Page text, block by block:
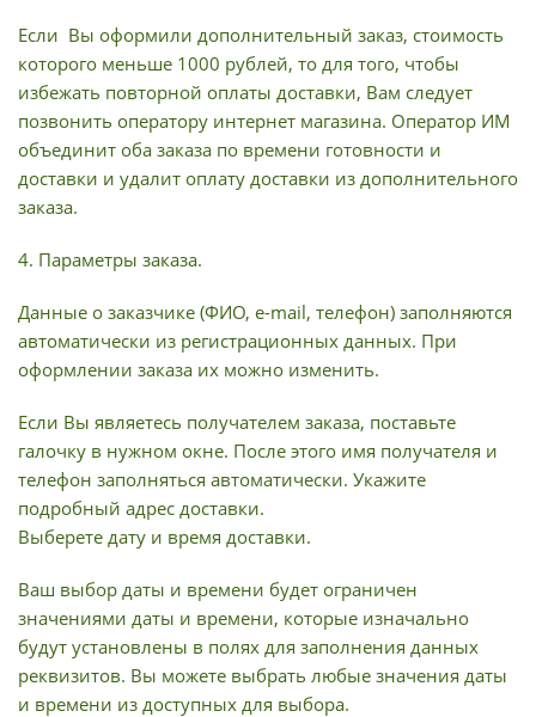
Если Вы оформили дополнительный заказ, стоимость
которого меньше 1000 рублей, то для того, чтобы
избежать повторной оплаты доставки, Вам следует
позвонить оператору интернет магазина. Оператор ИМ
объединит оба заказа по времени готовности и
доставки и удалит оплату доставки из дополнительного
заказа.
4. Параметры заказа.
Данные о заказчике (ФИО, e-mail, телефон) заполняются
автоматически из регистрационных данных. При
оформлении заказа их можно изменить.
Если Вы являетесь получателем заказа, поставьте
галочку в нужном окне. После этого имя получателя и
телефон заполняться автоматически. Укажите
подробный адрес доставки.
Выберете дату и время доставки.
Ваш выбор даты и времени будет ограничен
значениями даты и времени, которые изначально
будут установлены в полях для заполнения данных
реквизитов. Вы можете выбрать любые значения даты
и времени из доступных для выбора.